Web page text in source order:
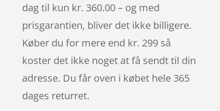
dag til kun kr. 360.00 – og med
prisgarantien, bliver det ikke billigere.
Køber du for mere end kr. 299 så
koster det ikke noget at få sendt til din
adresse. Du får oven i købet hele 365
dages returret.